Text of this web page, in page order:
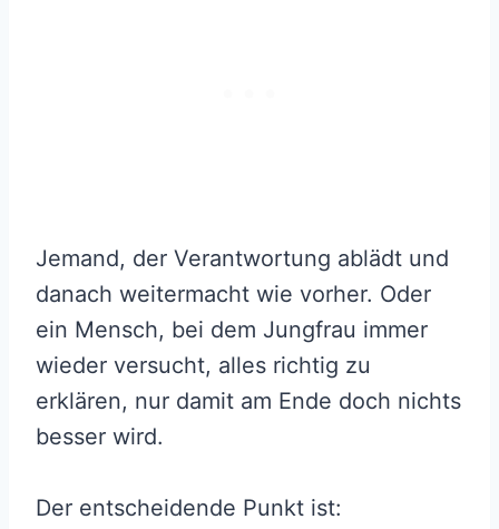
Jemand, der Verantwortung ablädt und
danach weitermacht wie vorher. Oder
ein Mensch, bei dem Jungfrau immer
wieder versucht, alles richtig zu
erklären, nur damit am Ende doch nichts
besser wird.
Der entscheidende Punkt ist: